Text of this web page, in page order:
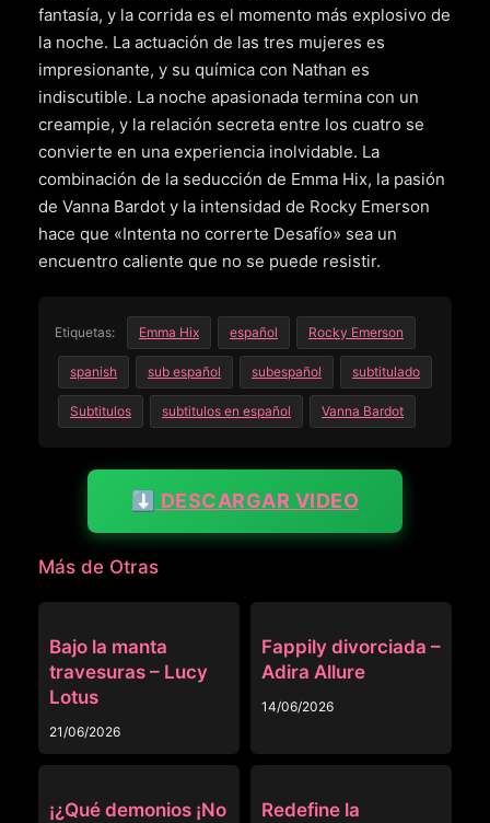
fantasía, y la corrida es el momento más explosivo de
la noche. La actuación de las tres mujeres es
impresionante, y su química con Nathan es
indiscutible. La noche apasionada termina con un
creampie, y la relación secreta entre los cuatro se
convierte en una experiencia inolvidable. La
combinación de la seducción de Emma Hix, la pasión
de Vanna Bardot y la intensidad de Rocky Emerson
hace que «Intenta no correrte Desafío» sea un
encuentro caliente que no se puede resistir.
Etiquetas: Emma Hix español Rocky Emerson
spanish sub español subespañol subtitulado
Subtitulos subtitulos en español Vanna Bardot
⬇️ DESCARGAR VIDEO
Más de Otras
Bajo la manta
travesuras – Lucy
Lotus
21/06/2026
Fappily divorciada –
Adira Allure
14/06/2026
¡¿Qué demonios ¡No
Redefine la